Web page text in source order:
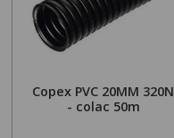
Copex PVC 20MM 320N
- colac 50m